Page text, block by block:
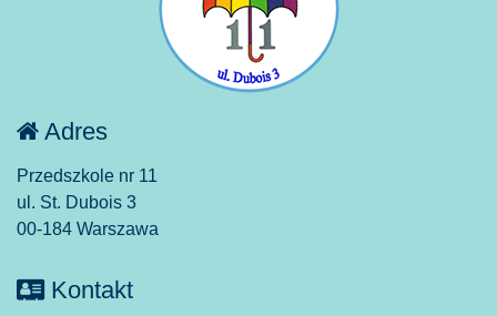
Adres
Przedszkole nr 11
ul. St. Dubois 3
00-184 Warszawa
Kontakt